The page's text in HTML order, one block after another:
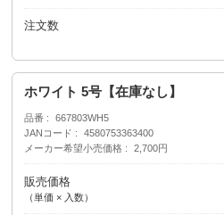
注文数
ホワイト 5号【在庫なし】
品番
667803WH5
JANコード
4580753363400
メーカー希望小売価格
2,700円
販売価格
（単価 × 入数）